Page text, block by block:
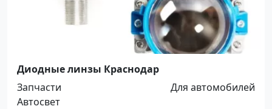
Диодные линзы Краснодар
Запчасти
Для автомобилей
Автосвет